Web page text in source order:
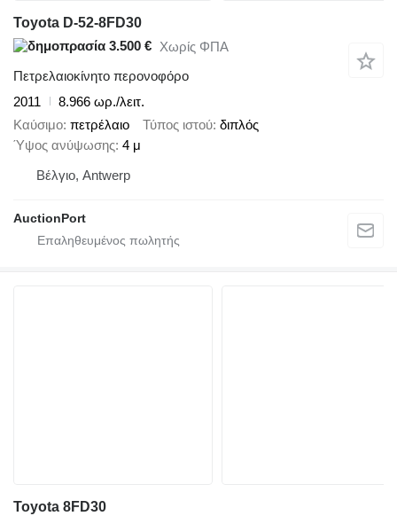
Toyota D-52-8FD30
3.500 € Χωρίς ΦΠΑ
Πετρελαιοκίνητο περονοφόρο
2011
8.966 ωρ./λειτ.
Καύσιμο πετρέλαιο Τύπος ιστού διπλός
Ύψος ανύψωσης 4 μ
Βέλγιο, Antwerp
AuctionPort
Toyota 8FD30